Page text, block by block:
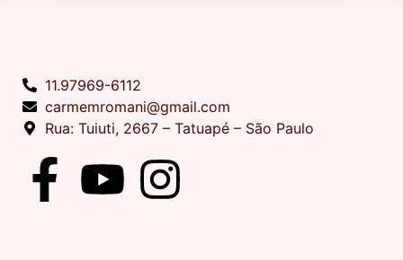
11.97969-6112
carmemromani@gmail.com
Rua: Tuiuti, 2667 – Tatuapé – São Paulo